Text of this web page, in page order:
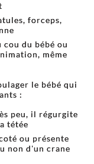
forceps,
du bébé ou
même
le bébé qui
:
peu, il régurgite
tétée
ou présente
non d'un crane